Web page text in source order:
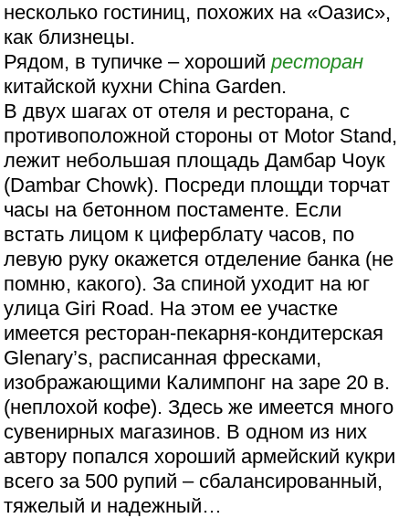
несколько гостиниц, похожих на «Оазис»,
как близнецы.
Рядом, в тупичке – хорошийресторан
китайской кухни China Garden.
В двух шагах от отеля и ресторана, с
противоположной стороны от Motor Stand,
лежит небольшая площадь Дамбар Чоук
(Dambar Chowk). Посреди площди торчат
часы на бетонном постаменте. Если
встать лицом к циферблату часов, по
левую руку окажется отделение банка (не
помню, какого). За спиной уходит на юг
улица Giri Road. На этом ее участке
имеется ресторан-пекарня-кондитерская
Glenary’s, расписанная фресками,
изображающими Калимпонг на заре 20 в.
(неплохой кофе). Здесь же имеется много
сувенирных магазинов. В одном из них
автору попался хороший армейский кукри
всего за 500 рупий – сбалансированный,
тяжелый и надежный…